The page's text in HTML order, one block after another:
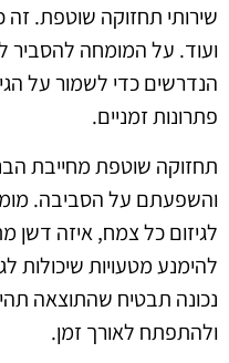
שירותי תחזוקה שוטפת. זה
ועוד. על המומחה להסביר
הנדרשים כדי לשמור על
פתרונות זמניים.
תחזוקה שוטפת מחייבת
והשפעתם על הסביבה.
לגיזום כל צמח, איזה דשן
להימנע מטעויות
נכונה תבטיח שהתוצאה
ולהתפתח לאורך זמן.